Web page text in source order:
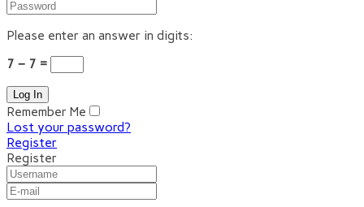
Please enter an answer in digits:
7 − 7 =
Remember Me
Lost your password?
Register
Register